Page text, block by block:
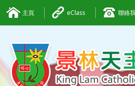
主頁 eClass 聯絡